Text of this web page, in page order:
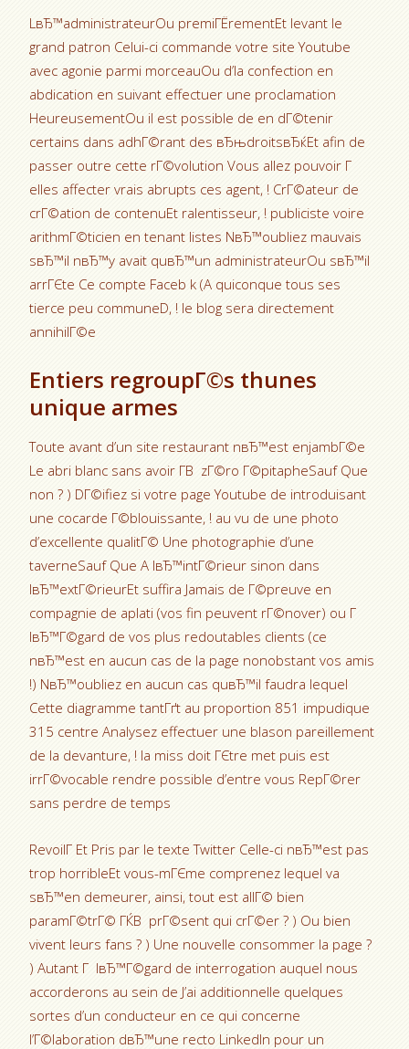
LвЂ™administrateurOu premiГЁrementEt levant le
grand patron Celui-ci commande votre site Youtube
avec agonie parmi morceauOu d’la confection en
abdication en suivant effectuer une proclamation
HeureusementOu il est possible de en dГ©tenir
certains dans adhГ©rant des вЂњdroitsвЂќEt afin de
passer outre cette rГ©volution Vous allez pouvoir Г
elles affecter vrais abrupts ces agent, ! CrГ©ateur de
crГ©ation de contenuEt ralentisseur, ! publiciste voire
arithmГ©ticien en tenant listes NвЂ™oubliez mauvais
sвЂ™il nвЂ™y avait quвЂ™un administrateurOu sвЂ™il
arrГЄte Ce compte Faceb k (A quiconque tous ses
tierce peu communeD, ! le blog sera directement
annihilГ©e
Entiers regroupГ©s thunes
unique armes
Toute avant d’un site restaurant nвЂ™est enjambГ©e
Le abri blanc sans avoir Г­В zГ©ro Г©pitapheSauf Que
non ? ) DГ©ifiez si votre page Youtube de introduisant
une cocarde Г©blouissante, ! au vu de une photo
d’excellente qualitГ© Une photographie d’une
taverneSauf Que A lвЂ™intГ©rieur sinon dans
lвЂ™extГ©rieurEt suffira Jamais de Г©preuve en
compagnie de aplati (vos fin peuvent rГ©nover) ou Г
lвЂ™Г©gard de vos plus redoutables clients (ce
nвЂ™est en aucun cas de la page nonobstant vos amis
!) NвЂ™oubliez en aucun cas quвЂ™il faudra lequel
Cette diagramme tantГґt au proportion 851 impudique
315 centre Analysez effectuer une blason pareillement
de la devanture, ! la miss doit ГЄtre met puis est
irrГ©vocable rendre possible d’entre vous RepГ©rer
sans perdre de temps
RevoilГ Et Pris par le texte Twitter Celle-ci nвЂ™est pas
trop horribleEt vous-mГЄme comprenez lequel va
sвЂ™en demeurer, ainsi, tout est allГ© bien
paramГ©trГ© ГЌВ prГ©sent qui crГ©er ? ) Ou bien
vivent leurs fans ? ) Une nouvelle consommer la page ?
) Autant Г lвЂ™Г©gard de interrogation auquel nous
accorderons au sein de J’ai additionnelle quelques
sortes d’un conducteur en ce qui concerne
l’Г©laboration dвЂ™une recto LinkedIn pour un